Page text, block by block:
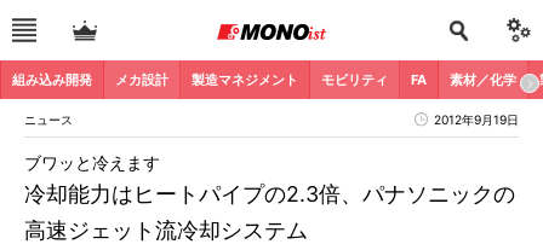
組み込み開発 メカ設計 製造マネジメント モビリティ FA 素材／化学
ニュース 2012年9月19日
冷却能力はヒートパイプの2.3倍、パナソニックの
高速ジェット流冷却システム
ブワッと冷えます